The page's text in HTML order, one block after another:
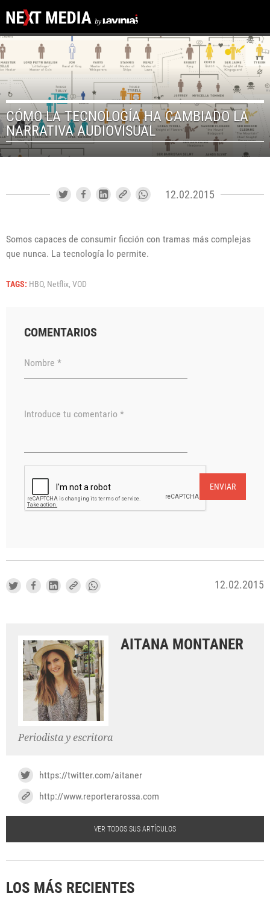
CÓMO LA TECNOLOGÍA HA CAMBIADO LA
NARRATIVA AUDIOVISUAL
12.02.2015
Somos capaces de consumir ficción con tramas más complejas
que nunca. La tecnología lo permite.
TAGS: HBO, Netflix, VOD
COMENTARIOS
Nombre *
Introduce tu comentario *
ENVIAR
12.02.2015
AITANA MONTANER
Periodista y escritora
https://twitter.com/aitaner
http://www.reporterarossa.com
VER TODOS SUS ARTÍCULOS
LOS MÁS RECIENTES